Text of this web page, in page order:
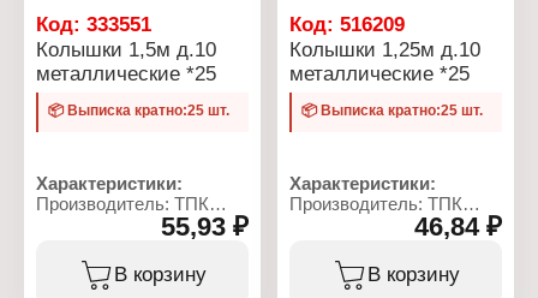
Код: 333551
Колышки 1,5м д.10
металлические *25
📦 Выписка кратно:25 шт.
Характеристики:
Производитель: ТПК
Тип товара: Колышек
Диаметр: 10 мм
Длина: 1,5 м
55,93 ₽
В корзину
Код:516209
Колышки 1,25м д.10
металлические *25
📦 Выписка кратно:25 шт.
Характеристики:
Производитель: ТПК
Тип товара: Колышек
Диаметр: 10 мм
Длина: 1,25 м
46,84 ₽
В корзину